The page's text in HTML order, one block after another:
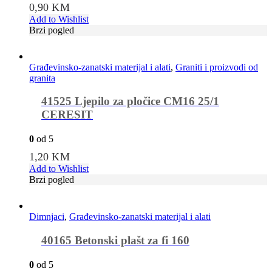
0,90KM
Add to Wishlist
Brzi pogled
Građevinsko-zanatski materijal i alati, Graniti i proizvodi od
granita
41525 Ljepilo za pločice CM16 25/1
CERESIT
0 od 5
1,20KM
Add to Wishlist
Brzi pogled
Dimnjaci, Građevinsko-zanatski materijal i alati
40165 Betonski plašt za fi 160
0 od 5